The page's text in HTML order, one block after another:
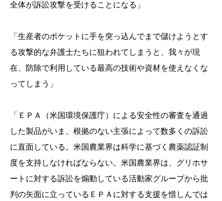
全体が訴訟攻撃を受けることになる」
「生産者のポケットに手を突っ込んでまで儲けようとす
る攻撃的な弁護士たちに狙われてしまうと、我々が現
在、防除で利用している最高の技術や資材を使えなくな
ってしまう」
「ＥＰＡ（米国環境保護庁）による安全性の審査を通過
した製品がいま、根拠のない主張によって数多くの訴訟
に直面している。米国農業界は科学に基づく農薬認証制
度を支持しなければならない。米国農業界は、グリホサ
ートに対する訴訟を煽動している活動家グループから批
判の矢面に立っているＥＰＡに対する支援を惜しんでは